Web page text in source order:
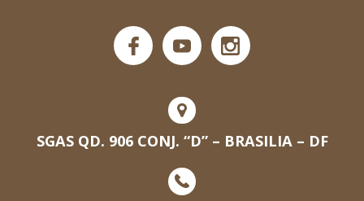
SGAS QD. 906 CONJ. “D” – BRASILIA – DF